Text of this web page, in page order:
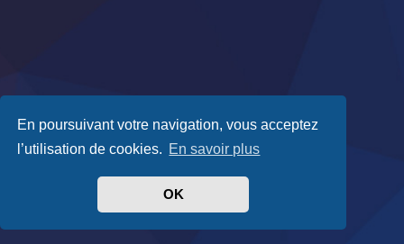
En poursuivant votre navigation, vous acceptez
l’utilisation de cookies. En savoir plus
OK